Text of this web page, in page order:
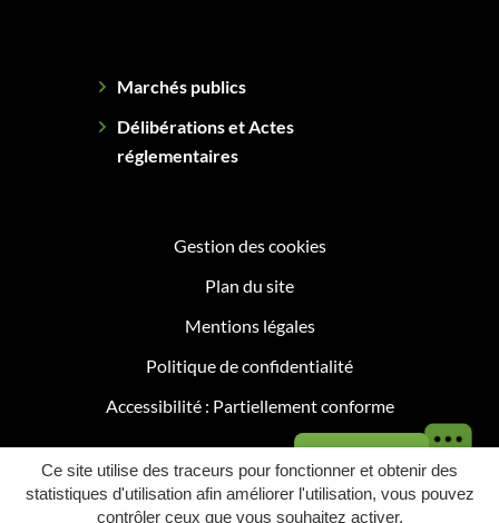
Ce site utilise des traceurs pour fonctionner et obtenir des
statistiques d'utilisation afin améliorer l'utilisation, vous pouvez
contrôler ceux que vous souhaitez activer.
Marchés publics
Délibérations et Actes
réglementaires
Gestion des cookies
Plan du site
Mentions légales
Politique de confidentialité
Accessibilité : Partiellement conforme
Besoin d'aide ?